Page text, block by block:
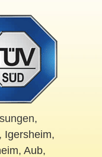
, Igersheim,
, Aub,